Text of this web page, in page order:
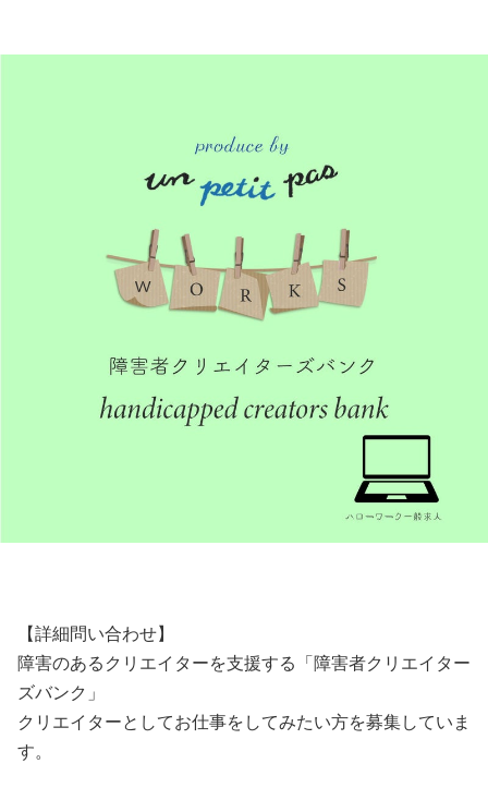
【詳細問い合わせ】
障害のあるクリエイターを支援する「障害者クリエイター
ズバンク」
クリエイターとしてお仕事をしてみたい方を募集していま
す。